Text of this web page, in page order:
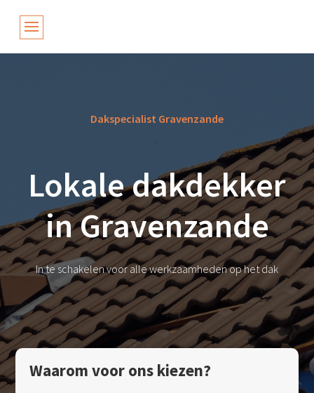
Dakspecialist Gravenzande
Lokale dakdekker
in Gravenzande
In te schakelen voor alle werkzaamheden op het dak
Waarom voor ons kiezen?